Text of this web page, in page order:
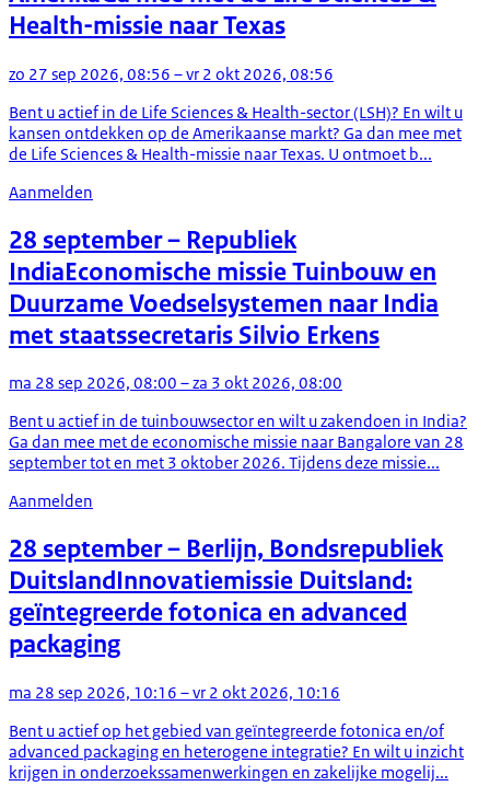
Health-missie naar Texas
zo 27 sep 2026, 08:56 – vr 2 okt 2026, 08:56
Bent u actief in de Life Sciences & Health-sector (LSH)? En wilt u
kansen ontdekken op de Amerikaanse markt? Ga dan mee met
de Life Sciences & Health-missie naar Texas. U ontmoet b...
Aanmelden
28 september– Republiek
IndiaEconomische missie Tuinbouw en
Duurzame Voedselsystemen naar India
met staatssecretaris Silvio Erkens
ma 28 sep 2026, 08:00 – za 3 okt 2026, 08:00
Bent u actief in de tuinbouwsector en wilt u zakendoen in India?
Ga dan mee met de economische missie naar Bangalore van 28
september tot en met 3 oktober 2026. Tijdens deze missie...
Aanmelden
28 september– Berlijn, Bondsrepubliek
DuitslandInnovatiemissie Duitsland:
geïntegreerde fotonica en advanced
packaging
ma 28 sep 2026, 10:16 – vr 2 okt 2026, 10:16
Bent u actief op het gebied van geïntegreerde fotonica en/of
advanced packaging en heterogene integratie? En wilt u inzicht
krijgen in onderzoekssamenwerkingen en zakelijke mogelij...